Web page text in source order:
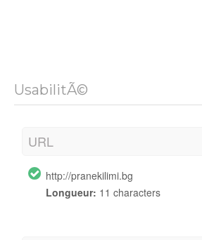
UsabilitÃ©
URL
http://pranekilimi.bg
Longueur: 11 characters